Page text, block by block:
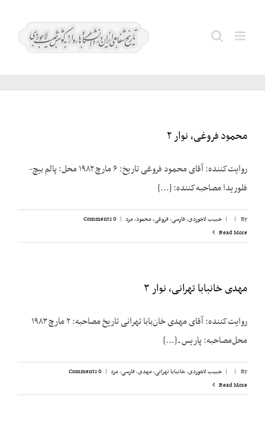
نوشین؛
محمود فروغی، نوار ۲
روایت‌کننده: آقای محمود فروغی تاریخ: ۶ مارچ ۱۹۸۲ محل: پالم بیچ-
فلوریدا مصاحبه‌کننده: [...]
By
|
| حبیب لاجوردی,فارسی,فروغی، محمود,مرد |
0 Comments
Read More
مهدی خانبابا تهرانی، نوار ۳
روایت‌کننده: آقای مهدی خان‌بابا تهرانی تاریخ مصاحبه: ۲ مارچ ۱۹۸۳
محل‌مصاحبه: پاریس ـ [...]
By
|
| حبیب لاجوردی,خانبابا تهرانی، مهدی,فارسی,مرد |
0 Comments
Read More